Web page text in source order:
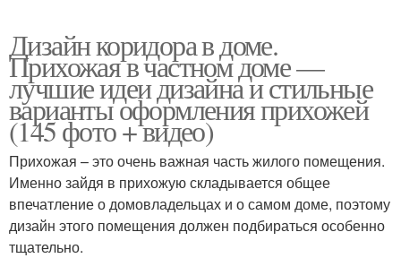
Дизайн коридора в доме.
Прихожая в частном доме —
лучшие идеи дизайна и стильные
варианты оформления прихожей
(145 фото + видео)
Прихожая – это очень важная часть жилого помещения.
Именно зайдя в прихожую складывается общее
впечатление о домовладельцах и о самом доме, поэтому
дизайн этого помещения должен подбираться особенно
тщательно.